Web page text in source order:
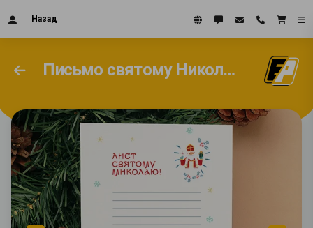
Назад
Письмо святому Николаю